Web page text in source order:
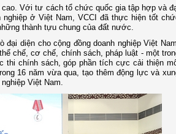
Với tư cách tổ chức quốc gia tập hợp và
nghiệp ở Việt Nam, VCCI đã thực hiện tốt
thành tựu chung của đất nước.
diện cho cộng đồng doanh nghiệp Việt Nam.
chế, cơ chế, chính sách, pháp luật - một
thi chính sách, góp phần tích cực cải thiện
16 năm vừa qua, tạo thêm động lực và
Việt Nam.